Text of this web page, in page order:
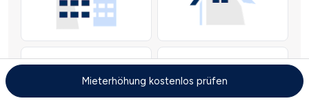
Mieterhöhung kostenlos prüfen